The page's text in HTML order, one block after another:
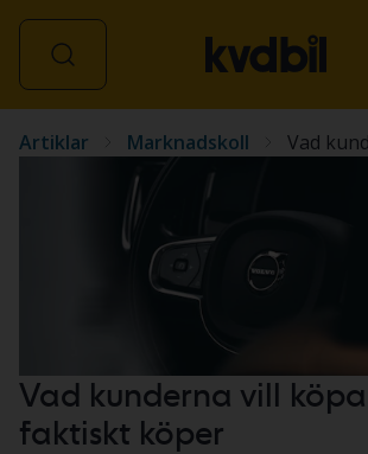
Alla fordon
Artiklar Marknadskoll
Vad kunderna vill
faktiskt köper